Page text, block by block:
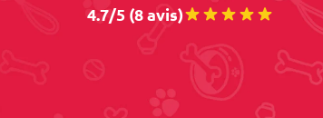
4.7/5 (8 avis)